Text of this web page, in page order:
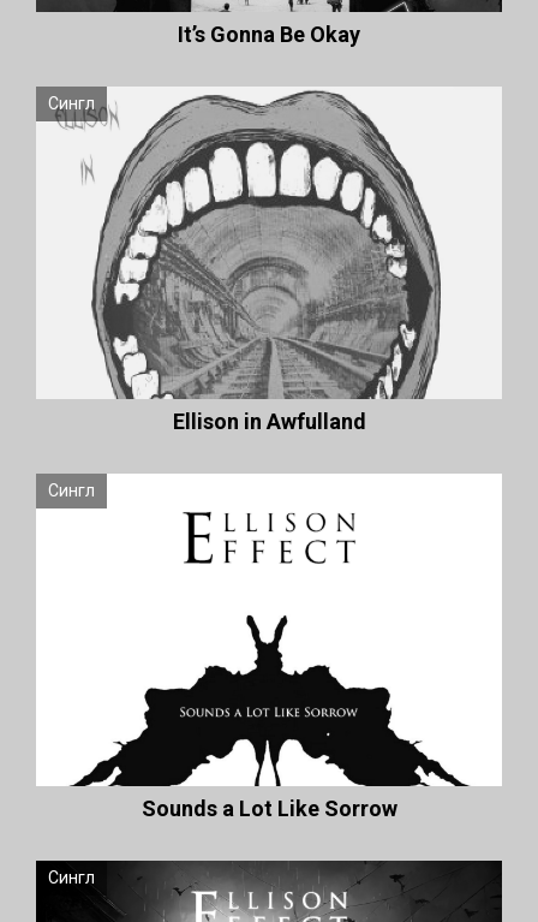
It’s Gonna Be Okay
Сингл
Ellison in Awfulland
Сингл
Sounds a Lot Like Sorrow
Сингл